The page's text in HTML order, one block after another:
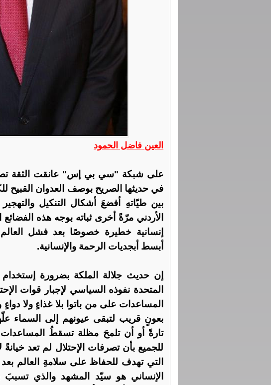
العين فاضل الحمود
على شبكة "سي بي إس" عانقت الثقة
في حديثها الصريح بوصف العدوان القبيح
بين طيّاتهِ أفضعَ أشكال التنكيل
الأردني مرّةً أخرى ثباته بوجه هذه
إنسانية خطيرة خصوصًا بعد فشل العالم
أبسط أبجديات الرحمة والإنسانية.
إن حديث جلالة الملكة بضرورة إستخدام
المتحدة نفوذه السياسي لإجبار قوات
المساعدات على من باتوا بلا غذاءٍ ولا
بعونٍ قريب لتبقى عيونهم إلى السماء
تارةً أو أن تلمحَ مظلة تسقطُ
للجميع بأن تصرفات الإحتلال لم تعد
التي تهدف للحفاظ على سلامةِ العالم بعد
الإنساني هو سيّد المشهد والذي تسببَ